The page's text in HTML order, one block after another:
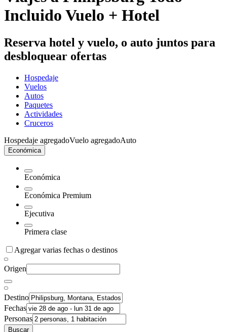
Incluido Vuelo + Hotel
Reserva hotel y vuelo, o auto juntos para
desbloquear ofertas
Hospedaje
Vuelos
Autos
Paquetes
Actividades
Cruceros
Hospedaje agregadoVuelo agregadoAuto
Económica
Económica
Económica Premium
Ejecutiva
Primera clase
Agregar varias fechas o destinos
Origen
Destino
Fechas
Personas
Buscar